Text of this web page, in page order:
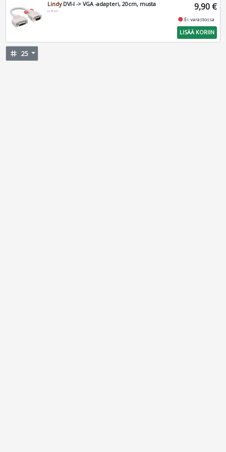
LindyDVI-I -> VGA -adapteri, 20cm, musta
LI-41223 9,90 €
fiber_manual_record Ei varastossa
LISÄÄ KORIIN
tag 25